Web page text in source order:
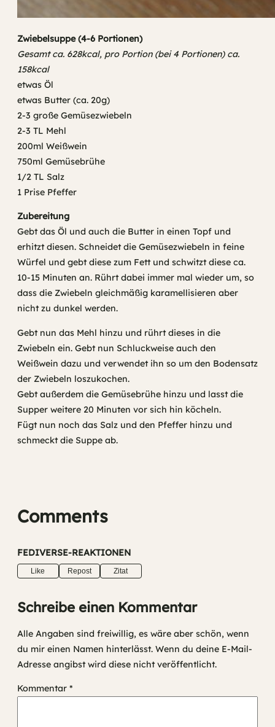
Zwiebelsuppe (4-6 Portionen)
Gesamt ca. 628kcal, pro Portion (bei 4 Portionen) ca.
158kcal
etwas Öl
etwas Butter (ca. 20g)
2-3 große Gemüsezwiebeln
2-3 TL Mehl
200ml Weißwein
750ml Gemüsebrühe
1/2 TL Salz
1 Prise Pfeffer
Zubereitung
Gebt das Öl und auch die Butter in einen Topf und
erhitzt diesen. Schneidet die Gemüsezwiebeln in feine
Würfel und gebt diese zum Fett und schwitzt diese ca.
10-15 Minuten an. Rührt dabei immer mal wieder um, so
dass die Zwiebeln gleichmäßig karamellisieren aber
nicht zu dunkel werden.
Gebt nun das Mehl hinzu und rührt dieses in die
Zwiebeln ein. Gebt nun Schluckweise auch den
Weißwein dazu und verwendet ihn so um den Bodensatz
der Zwiebeln loszukochen.
Gebt außerdem die Gemüsebrühe hinzu und lasst die
Supper weitere 20 Minuten vor sich hin köcheln.
Fügt nun noch das Salz und den Pfeffer hinzu und
schmeckt die Suppe ab.
Comments
FEDIVERSE-REAKTIONEN
Like Repost Zitat
Schreibe einen Kommentar
Alle Angaben sind freiwillig, es wäre aber schön, wenn
du mir einen Namen hinterlässt. Wenn du deine E-Mail-
Adresse angibst wird diese nicht veröffentlicht.
Kommentar *